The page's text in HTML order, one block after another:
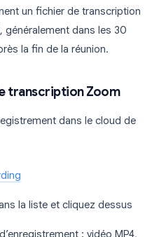
un fichier de transcription
généralement dans les 30
la fin de la réunion.
transcription Zoom
dans le cloud de
la liste et cliquez dessus
: vidéo MP4,